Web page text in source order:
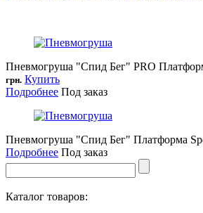
Пневмогруша "Спид Бег" PRO
грн. Купить
Подробнее Под заказ
Пневмогруша "Спид Бег" Платформа
Подробнее Под заказ
Каталог товаров: